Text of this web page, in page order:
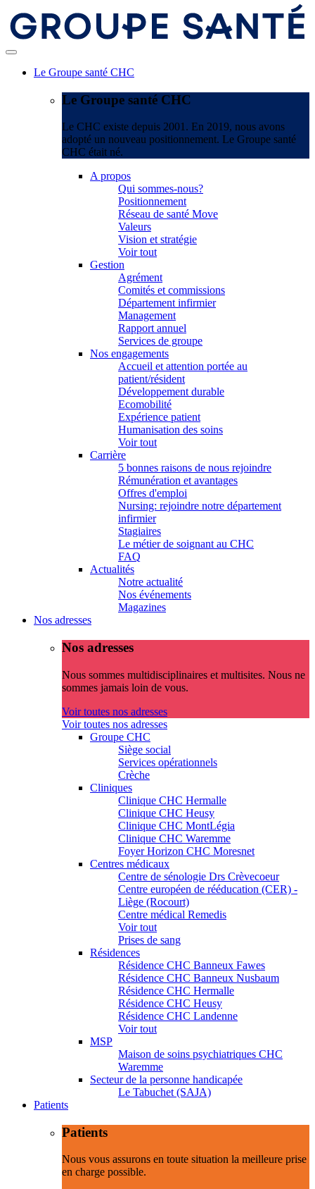
Le Groupe santé CHC
Le Groupe santé CHC
Le CHC existe depuis 2001. En 2019, nous avons
adopté un nouveau positionnement. Le Groupe santé
CHC était né.
A propos
Qui sommes-nous?
Positionnement
Réseau de santé Move
Valeurs
Vision et stratégie
Voir tout
Gestion
Agrément
Comités et commissions
Département infirmier
Management
Rapport annuel
Services de groupe
Nos engagements
Accueil et attention portée au
patient/résident
Développement durable
Ecomobilité
Expérience patient
Humanisation des soins
Voir tout
Carrière
5 bonnes raisons de nous rejoindre
Rémunération et avantages
Offres d'emploi
Nursing: rejoindre notre département
infirmier
Stagiaires
Le métier de soignant au CHC
FAQ
Actualités
Notre actualité
Nos événements
Magazines
Nos adresses
Nos adresses
Nous sommes multidisciplinaires et multisites. Nous ne
sommes jamais loin de vous.
Voir toutes nos adresses
Voir toutes nos adresses
Groupe CHC
Siège social
Services opérationnels
Crèche
Cliniques
Clinique CHC Hermalle
Clinique CHC Heusy
Clinique CHC MontLégia
Clinique CHC Waremme
Foyer Horizon CHC Moresnet
Centres médicaux
Centre de sénologie Drs Crèvecoeur
Centre européen de rééducation (CER) -
Liège (Rocourt)
Centre médical Remedis
Voir tout
Prises de sang
Résidences
Résidence CHC Banneux Fawes
Résidence CHC Banneux Nusbaum
Résidence CHC Hermalle
Résidence CHC Heusy
Résidence CHC Landenne
Voir tout
MSP
Maison de soins psychiatriques CHC
Waremme
Secteur de la personne handicapée
Le Tabuchet (SAJA)
Patients
Patients
Nous vous assurons en toute situation la meilleure prise
en charge possible.